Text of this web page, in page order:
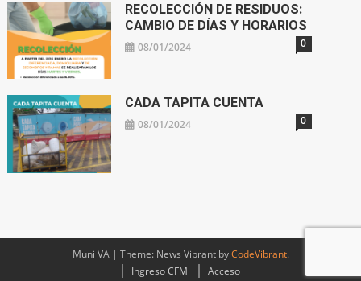
RECOLECCIÓN DE RESIDUOS:
CAMBIO DE DÍAS Y HORARIOS
08/01/2024 0
CADA TAPITA CUENTA
08/01/2024 0
Muni VA | Theme: News Vibrant byCodeVibrant.
Ingreso CFM
Acceso